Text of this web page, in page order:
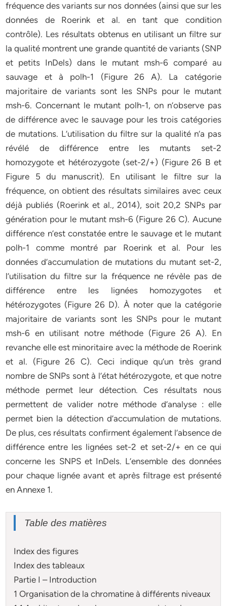
fréquence des variants sur nos données (ainsi que sur les
données de Roerink et al. en tant que condition
contrôle). Les résultats obtenus en utilisant un filtre sur
la qualité montrent une grande quantité de variants (SNP
et petits InDels) dans le mutant msh-6 comparé au
sauvage et à polh-1 (Figure 26 A). La catégorie
majoritaire de variants sont les SNPs pour le mutant
msh-6. Concernant le mutant polh-1, on n’observe pas
de différence avec le sauvage pour les trois catégories
de mutations. L’utilisation du filtre sur la qualité n’a pas
révélé de différence entre les mutants set-2
homozygote et hétérozygote (set-2/+) (Figure 26 B et
Figure 5 du manuscrit). En utilisant le filtre sur la
fréquence, on obtient des résultats similaires avec ceux
déjà publiés (Roerink et al., 2014), soit 20,2 SNPs par
génération pour le mutant msh-6 (Figure 26 C). Aucune
différence n’est constatée entre le sauvage et le mutant
polh-1 comme montré par Roerink et al. Pour les
données d’accumulation de mutations du mutant set-2,
l’utilisation du filtre sur la fréquence ne révèle pas de
différence entre les lignées homozygotes et
hétérozygotes (Figure 26 D). À noter que la catégorie
majoritaire de variants sont les SNPs pour le mutant
msh-6 en utilisant notre méthode (Figure 26 A). En
revanche elle est minoritaire avec la méthode de Roerink
et al. (Figure 26 C). Ceci indique qu’un très grand
nombre de SNPs sont à l’état hétérozygote, et que notre
méthode permet leur détection. Ces résultats nous
permettent de valider notre méthode d’analyse : elle
permet bien la détection d’accumulation de mutations.
De plus, ces résultats confirment également l’absence de
différence entre les lignées set-2 et set-2/+ en ce qui
concerne les SNPS et InDels. L’ensemble des données
pour chaque lignée avant et après filtrage est présenté
en Annexe 1.
Table des matières
Index des figures
Index des tableaux
Partie I – Introduction
1 Organisation de la chromatine à différents niveaux